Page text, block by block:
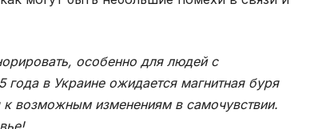
особенно для людей с
в Украине ожидается магнитная буря
к возможным изменениям в самочувствии.